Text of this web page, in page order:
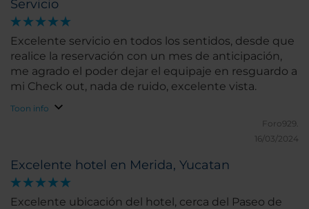
Servicio
Excelente servicio en todos los sentidos, desde que
realice la reservación con un mes de anticipación,
me agrado el poder dejar el equipaje en resguardo a
mi Check out, nada de ruido, excelente vista.
Toon info
Foro929.
16/03/2024
Excelente hotel en Merida, Yucatan
Excelente ubicación del hotel, cerca del Paseo de